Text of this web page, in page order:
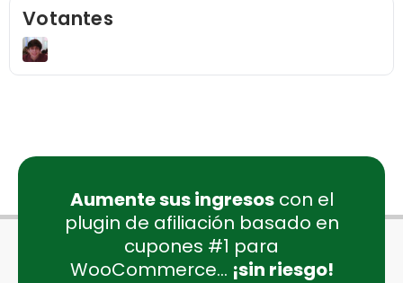
Votantes
Aumente sus ingresoscon el
plugin de afiliación basado en
cupones #1 para
WooCommerce... ¡sin riesgo!